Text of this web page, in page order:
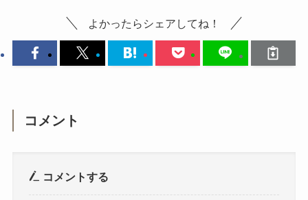
よかったらシェアしてね！
コメント
コメントする